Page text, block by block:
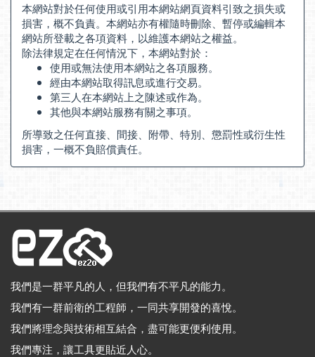
本網站對於任何使用或引用本網站網頁資料引致之損失或
損害，概不負責。本網站亦有權隨時刪除、暫停或編輯本
網站所登載之各項資料，以維護本網站之權益。
除法律規定在任何情況下，本網站對於：
使用或無法使用本網站之各項服務。
經由本網站取得訊息或進行交易。
第三人在本網站上之陳述或作為。
其他與本網站服務有關之事項。
所導致之任何直接、間接、附帶、特別、懲罰性或衍生性
損害，一概不負賠償責任。
我們是一群平凡的人，但我們有不平凡的能力。
我們有一群前衛的工程師，一同共享開發的喜悅。
我們將理念與技術相互結合，盡可能更便利使用。
我們專注，讓工具更貼近人心。